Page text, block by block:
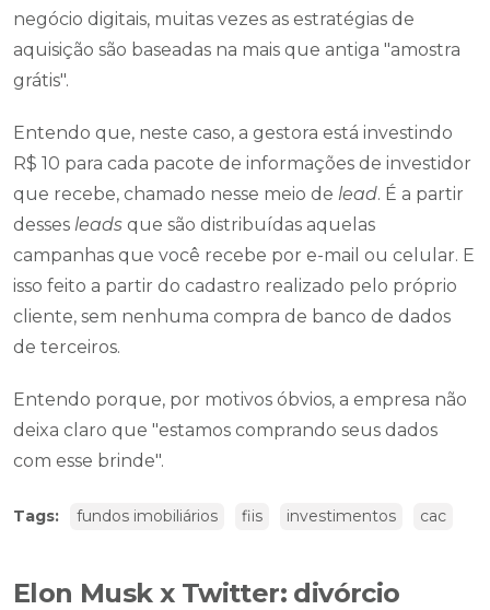
negócio digitais, muitas vezes as estratégias de
aquisição são baseadas na mais que antiga "amostra
grátis".
Entendo que, neste caso, a gestora está investindo
R$ 10 para cada pacote de informações de investidor
que recebe, chamado nesse meio de lead. É a partir
desses leads que são distribuídas aquelas
campanhas que você recebe por e-mail ou celular. E
isso feito a partir do cadastro realizado pelo próprio
cliente, sem nenhuma compra de banco de dados
de terceiros.
Entendo porque, por motivos óbvios, a empresa não
deixa claro que "estamos comprando seus dados
com esse brinde".
Tags: fundos imobiliários fiis investimentos cac
Elon Musk x Twitter: divórcio